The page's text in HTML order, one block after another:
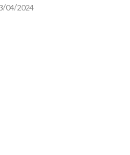
04/2024